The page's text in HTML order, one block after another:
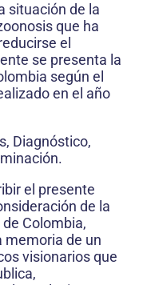
situación de la
que ha
el
se presenta la
según el
en el año
Diagnóstico,
el presente
de la
Colombia,
memoria de un
visionarios que